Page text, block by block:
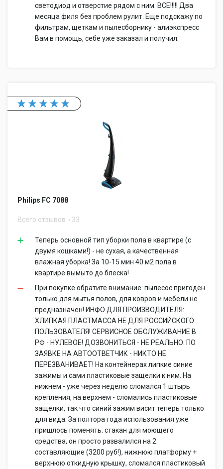
светодиод и отверстие рядом с ним. ВСЕ!!!!! Два
месяца филя без проблем рулит. Еще подскажу по
фильтрам, щеткам и пылесборнику - алиэкспресс
Вам в помощь, себе уже заказал и получил.
Philips FC 7088
Всего отзывов 33
Теперь основной тип уборки пола в квартире (с
двумя кошками!) - не сухая, а качественная
влажная уборка! За 10-15 мин 40 м2 пола в
квартире вымыто до блеска!
При покупке обратите внимание: пылесос пригоден
только для мытья полов, для ковров и мебели не
предназначен! ИНФО ДЛЯ ПРОИЗВОДИТЕЛЯ:
ХЛИПКАЯ ПЛАСТМАССА НЕ ДЛЯ РОССИЙСКОГО
ПОЛЬЗОВАТЕЛЯ! СЕРВИСНОЕ ОБСЛУЖИВАНИЕ В
РФ - НУЛЕВОЕ! ДОЗВОНИТЬСЯ - НЕ РЕАЛЬНО. ПО
ЗАЯВКЕ НА АВТООТВЕТЧИК - НИКТО НЕ
ПЕРЕЗВАНИВАЕТ! На контейнерах липкие синие
зажимы и сами пластиковые защелки к ним. На
нижнем - уже через неделю сломался 1 штырь
крепления, на верхнем - сломались пластиковые
защелки, так что синий зажим висит теперь только
для вида. За полтора года использования уже
пришлось поменять: стакан для моющего
средства, он просто развалился на 2
составляющие (3200 руб!), нижнюю платформу +
верхнюю откидную крышку, сломался пластиковый